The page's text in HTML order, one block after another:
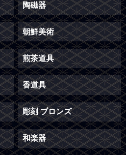
陶磁器
朝鮮美術
煎茶道具
香道具
彫刻 ブロンズ
和楽器